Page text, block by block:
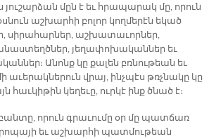
մըն է եւ հրապարակ մը, որուն
աշխարհի բոլոր կողմերէն եկած
սիրահարներ, աշխատաւորներ,
յեղափոխականներ եւ
Անոնք կը քալեն բռնութեան եւ
աւերակներուն վրայ, ինչպէս թռչնակը կը
հաւկիթին կեղեւը, ուրկէ ինք ծնած է։
որուն գրաւումը օր մը պատճառ
եւ աշխարհի պատմութեան